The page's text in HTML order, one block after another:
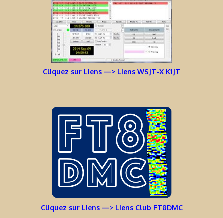
Cliquez sur Liens —> Liens WSJT-X K1JT
Cliquez sur Liens —> Liens Club FT8DMC